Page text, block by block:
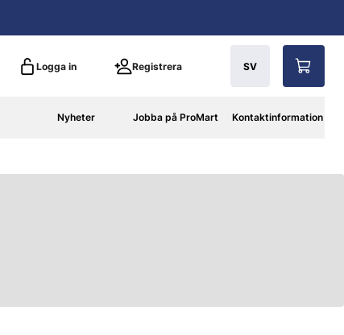
Logga in Registrera SV
Nyheter Jobba på ProMart Kontaktinformation